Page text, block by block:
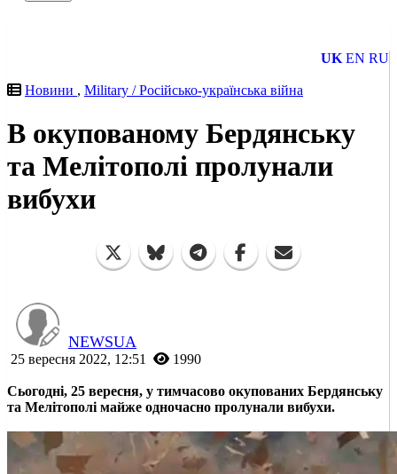
UK EN RU
Новини , Military / Російсько-українська війна
В окупованому Бердянську
та Мелітополі пролунали
вибухи
NEWSUA
25 вересня 2022, 12:51 1990
Сьогодні, 25 вересня, у тимчасово окупованих Бердянську
та Мелітополі майже одночасно пролунали вибухи.